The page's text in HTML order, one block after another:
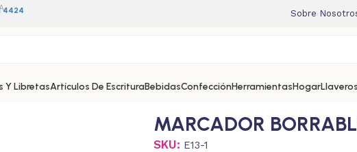
4424 Sobre
Y LibretasArtículos De EscrituraBebidasConfecciónHerramientasHogarLlaveros
MARCADOR
SKU: E13-1